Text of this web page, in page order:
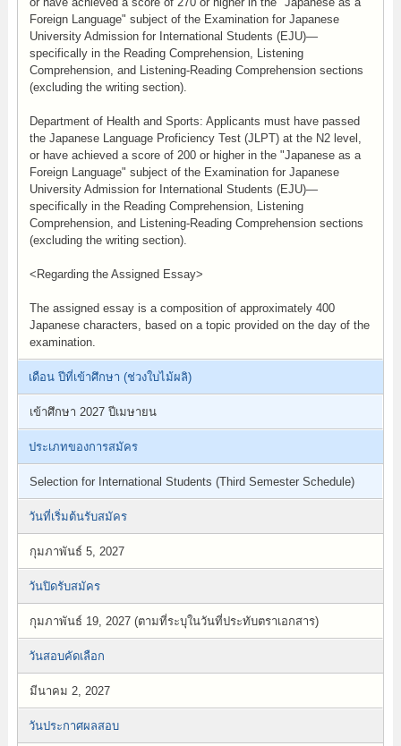
Foreign Language" subject of the Examination for Japanese
University Admission for International Students (EJU)—
specifically in the Reading Comprehension, Listening
Comprehension, and Listening-Reading Comprehension sections
(excluding the writing section).
Department of Health and Sports: Applicants must have passed
the Japanese Language Proficiency Test (JLPT) at the N2 level,
or have achieved a score of 200 or higher in the "Japanese as a
Foreign Language" subject of the Examination for Japanese
University Admission for International Students (EJU)—
specifically in the Reading Comprehension, Listening
Comprehension, and Listening-Reading Comprehension sections
(excluding the writing section).
<Regarding the Assigned Essay>
The assigned essay is a composition of approximately 400
Japanese characters, based on a topic provided on the day of the
examination.
เดือน ปีที่เข้าศึกษา (ช่วงใบไม้ผลิ)
เข้าศึกษา 2027 ปีเมษายน
ประเภทของการสมัคร
Selection for International Students (Third Semester Schedule)
วันที่เริ่มต้นรับสมัคร
กุมภาพันธ์ 5, 2027
วันปิดรับสมัคร
กุมภาพันธ์ 19, 2027 (ตามที่ระบุในวันที่ประทับตราเอกสาร)
วันสอบคัดเลือก
มีนาคม 2, 2027
วันประกาศผลสอบ